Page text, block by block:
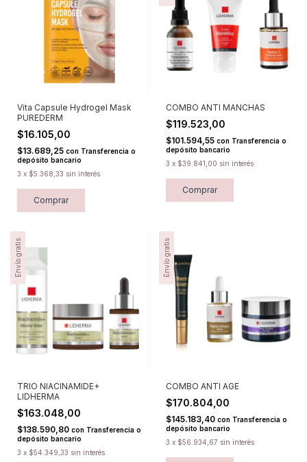
Vita Capsule Hydrogel Mask
PUREDERM
$16.105,00
$13.689,25 con Transferencia o
depósito bancario
3 x $5.368,33 sin interés
COMBO ANTI MANCHAS
$119.523,00
$101.594,55 con Transferencia o
depósito bancario
3 x $39.841,00 sin interés
Envío gratis
TRIO NIACINAMIDE+
LIDHERMA
$163.048,00
$138.590,80 con Transferencia o
depósito bancario
3 x $54.349,33 sin interés
Envío gratis
COMBO ANTI AGE
$170.804,00
$145.183,40 con Transferencia o
depósito bancario
3 x $56.934,67 sin interés